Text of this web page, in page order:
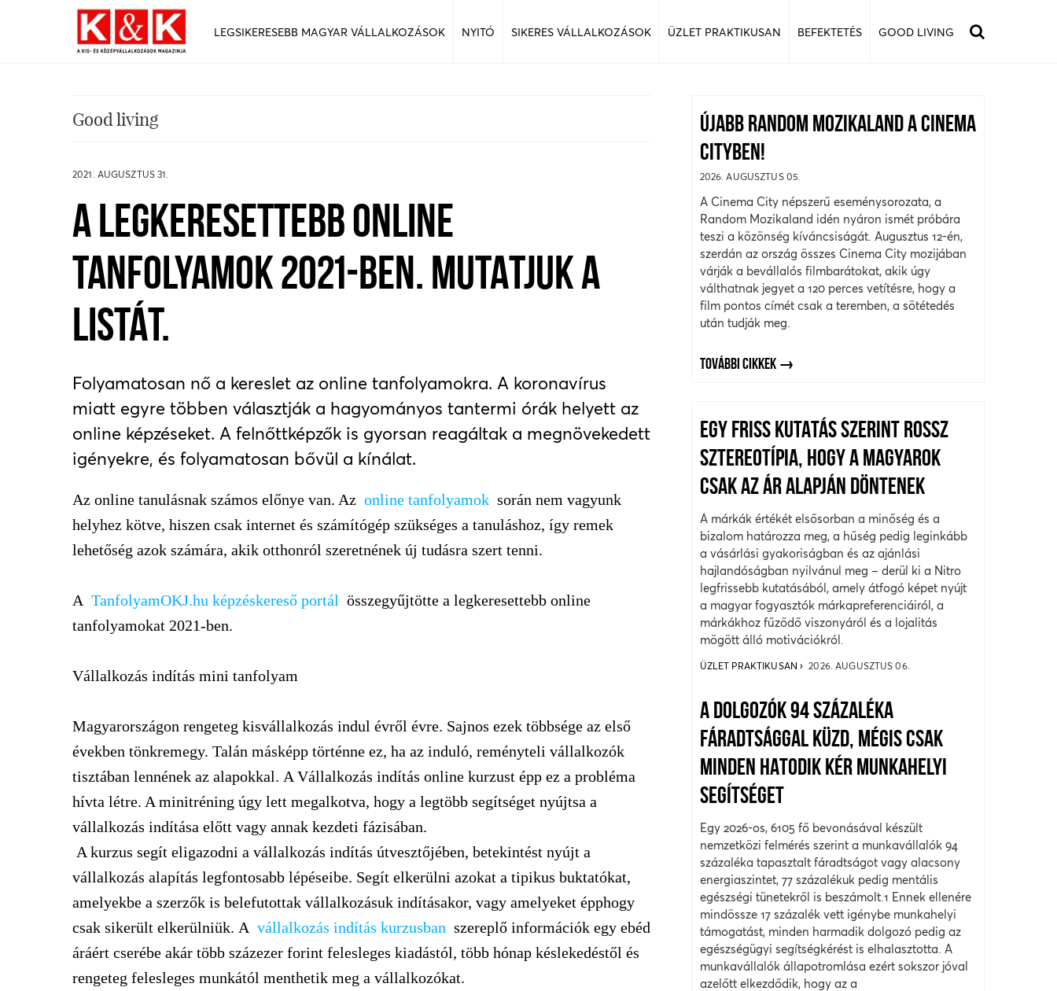
LEGSIKERESEBB MAGYAR VÁLLALKOZÁSOK NYITÓ SIKERES VÁLLALKOZÁSOK ÜZLET PRAKTIKUSAN BEFEKTETÉS GOOD LIVING
Good living
2021. AUGUSZTUS 31.
A LEGKERESETTEBB ONLINE
TANFOLYAMOK 2021-BEN. MUTATJUK A
LISTÁT.
Folyamatosan nő a kereslet az online tanfolyamokra. A koronavírus
miatt egyre többen választják a hagyományos tantermi órák helyett az
online képzéseket. A felnőttképzők is gyorsan reagáltak a megnövekedett
igényekre, és folyamatosan bővül a kínálat.
Az online tanulásnak számos előnye van. Az online tanfolyamok során nem vagyunk
helyhez kötve, hiszen csak internet és számítógép szükséges a tanuláshoz, így remek
lehetőség azok számára, akik otthonról szeretnének új tudásra szert tenni.
A TanfolyamOKJ.hu képzéskereső portál összegyűjtötte a legkeresettebb online
tanfolyamokat 2021-ben.
Vállalkozás indítás mini tanfolyam
Magyarországon rengeteg kisvállalkozás indul évről évre. Sajnos ezek többsége az első
években tönkremegy. Talán másképp történne ez, ha az induló, reményteli vállalkozók
tisztában lennének az alapokkal. A Vállalkozás indítás online kurzust épp ez a probléma
hívta létre. A minitréning úgy lett megalkotva, hogy a legtöbb segítséget nyújtsa a
vállalkozás indítása előtt vagy annak kezdeti fázisában.
A kurzus segít eligazodni a vállalkozás indítás útvesztőjében, betekintést nyújt a
vállalkozás alapítás legfontosabb lépéseibe. Segít elkerülni azokat a tipikus buktatókat,
amelyekbe a szerzők is belefutottak vállalkozásuk indításakor, vagy amelyeket épphogy
csak sikerült elkerülniük. A vállalkozás indítás kurzusban szereplő információk egy ebéd
áráért cserébe akár több százezer forint felesleges kiadástól, több hónap késlekedéstől és
rengeteg felesleges munkától menthetik meg a vállalkozókat.
ÚJABB RANDOM MOZIKALAND A CINEMA
CITYBEN!
2026. AUGUSZTUS 05.
A Cinema City népszerű eseménysorozata, a
Random Mozikaland idén nyáron ismét próbára
teszi a közönség kíváncsiságát. Augusztus 12-én,
szerdán az ország összes Cinema City mozijában
várják a bevállalós filmbarátokat, akik úgy
válthatnak jegyet a 120 perces vetítésre, hogy a
film pontos címét csak a teremben, a sötétedés
után tudják meg.
TOVÁBBI CIKKEK
EGY FRISS KUTATÁS SZERINT ROSSZ
SZTEREOTÍPIA, HOGY A MAGYAROK
CSAK AZ ÁR ALAPJÁN DÖNTENEK
A márkák értékét elsősorban a minőség és a
bizalom határozza meg, a hűség pedig leginkább
a vásárlási gyakoriságban és az ajánlási
hajlandóságban nyilvánul meg – derül ki a Nitro
legfrissebb kutatásából, amely átfogó képet nyújt
a magyar fogyasztók márkapreferenciáiról, a
márkákhoz fűződő viszonyáról és a lojalitás
mögött álló motivációkról.
ÜZLET PRAKTIKUSAN 2026. AUGUSZTUS 06.
A DOLGOZÓK 94 SZÁZALÉKA
FÁRADTSÁGGAL KÜZD, MÉGIS CSAK
MINDEN HATODIK KÉR MUNKAHELYI
SEGÍTSÉGET
Egy 2026-os, 6105 fő bevonásával készült
nemzetközi felmérés szerint a munkavállalók 94
százaléka tapasztalt fáradtságot vagy alacsony
energiaszintet, 77 százalékuk pedig mentális
egészségi tünetekről is beszámolt.1 Ennek ellenére
mindössze 17 százalék vett igénybe munkahelyi
támogatást, minden harmadik dolgozó pedig az
egészségügyi segítségkérést is elhalasztotta. A
munkavállalók állapotromlása ezért sokszor jóval
azelőtt elkezdődik, hogy az a